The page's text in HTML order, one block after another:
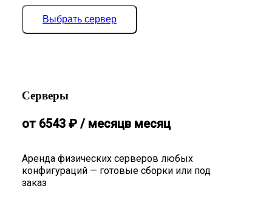
Выбрать сервер
Серверы
Аренда физических серверов любых
конфигураций — готовые сборки или под
заказ
от 6543 ₽ / месяцв месяц